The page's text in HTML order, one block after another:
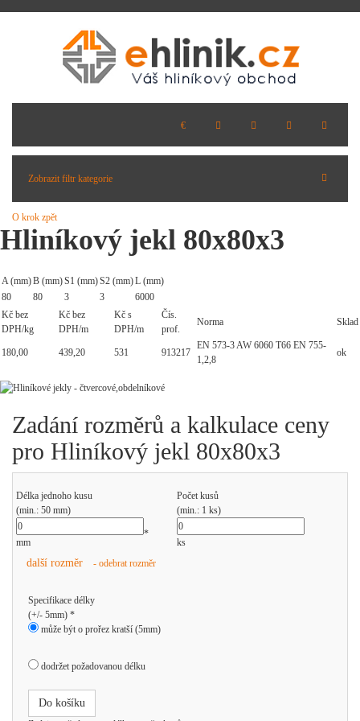
Zobrazit filtr kategorie
O krok zpět
Hliníkový jekl 80x80x3
A (mm)B (mm)S1 (mm)S2 (mm)L (mm)
80
80 3 3
6000
Kč bez
DPH/kg
Kč bez
DPH/m
Kč s
DPH/m
Čís.
prof.
Norma Sklad
180,00 439,20 531 913217
EN 573-3 AW 6060 T66 EN 755-
1,2,8
ok
Zadání rozměrů a kalkulace ceny
pro Hliníkový jekl 80x80x3
Délka jednoho kusu
(min.: 50 mm)
Počet kusů
(min.: 1 ks)
mm
*
ks
další rozměr - odebrat rozměr
Specifikace délky
(+/- 5mm) *
může být o prořez kratší (5mm)
dodržet požadovanou délku
Do košíku